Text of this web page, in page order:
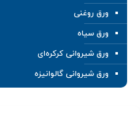
ورق روغنی
ورق سیاه
ورق شیروانی کرکره‌ای
ورق شیروانی گالوانیزه